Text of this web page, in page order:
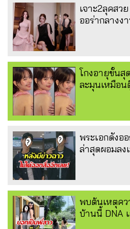
เจาะ2ลุคสว
ออร่ากลางง
โกงอายุขั้นสุ
ละมุนเหมือน
พระเอกดังอ
ล่าสุดผอมลง
พบต้นเหตุคว
บ้านนี้ DNA